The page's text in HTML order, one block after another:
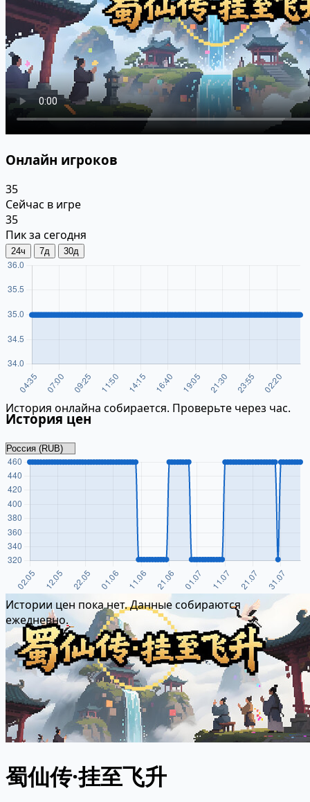
Онлайн игроков
35
Сейчас в игре
35
Пик за сегодня
24ч 7д 30д
История онлайна собирается. Проверьте через час.
История цен
Истории цен пока нет. Данные собираются
ежедневно.
蜀仙传·挂至飞升